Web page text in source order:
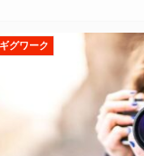
ギグワーク